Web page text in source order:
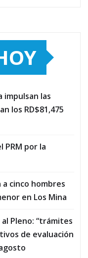
impulsan las
los RD$81,475
PRM por la
cinco hombres
en Los Mina
Pleno: “trámites
de evaluación